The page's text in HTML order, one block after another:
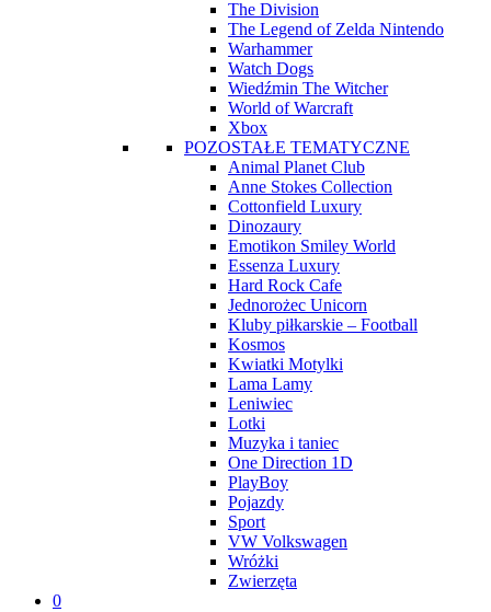
The Division
The Legend of Zelda Nintendo
Warhammer
Watch Dogs
Wiedźmin The Witcher
World of Warcraft
Xbox
POZOSTAŁE TEMATYCZNE
Animal Planet Club
Anne Stokes Collection
Cottonfield Luxury
Dinozaury
Emotikon Smiley World
Essenza Luxury
Hard Rock Cafe
Jednorożec Unicorn
Kluby piłkarskie – Football
Kosmos
Kwiatki Motylki
Lama Lamy
Leniwiec
Lotki
Muzyka i taniec
One Direction 1D
PlayBoy
Pojazdy
Sport
VW Volkswagen
Wróżki
Zwierzęta
0